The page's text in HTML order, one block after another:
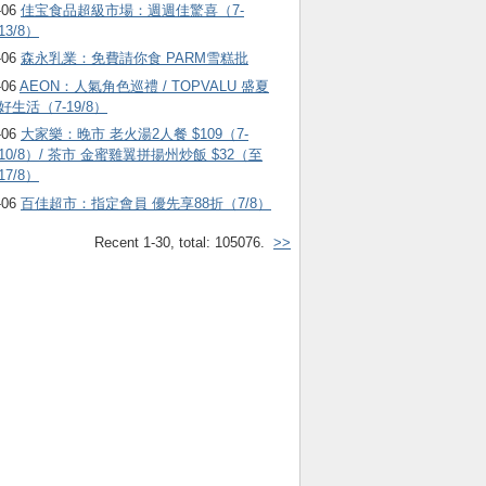
佳宝食品超級市場：週週佳驚喜（7-
13/8）
森永乳業：免費請你食 PARM雪糕批
AEON：人氣角色巡禮 / TOPVALU 盛夏
生活（7-19/8）
大家樂：晚市 老火湯2人餐 $109（7-
10/8）/ 茶市 金蜜雞翼拼揚州炒飯 $32（至
17/8）
百佳超市：指定會員 優先享88折（7/8）
Recent 1-30, total: 105076. >>